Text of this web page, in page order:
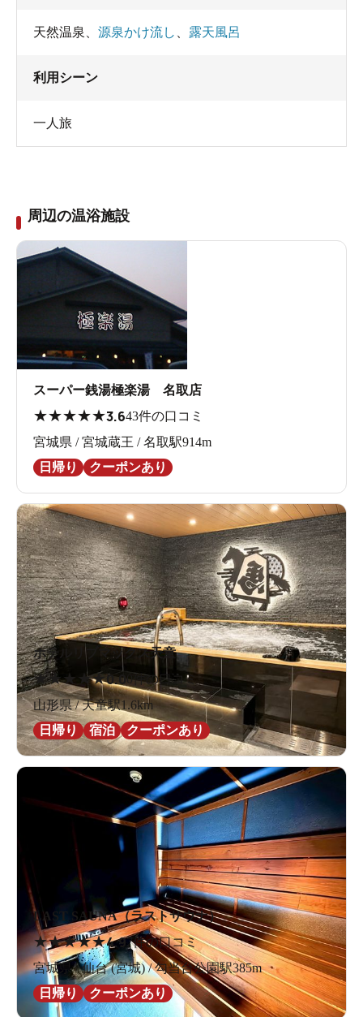
天然温泉 源泉かけ流し 露天風呂
利用シーン
一人旅
周辺の温浴施設
スーパー銭湯極楽湯 名取店
★★★★★3.643件の口コミ
宮城県 / 宮城蔵王 / 名取駅914m
日帰り
クーポンあり
ホテルリブマックス天童
★★★ ★★0.00件の口コミ
山形県 / 天童駅1.6km
日帰り
宿泊 クーポンあり
LAST SAUNA（ラストサウナ）
★★★★★4.97件の口コミ
宮城県 / 仙台 (宮城) / 勾当台公園駅385m
日帰り
クーポンあり